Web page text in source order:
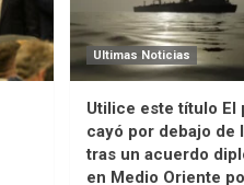
Ultimas Noticias
Utilice este título El
cayó por debajo de
tras un acuerdo
en Medio Oriente